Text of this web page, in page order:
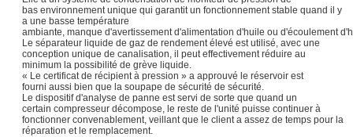
bas environnement unique qui garantit un fonctionnement stable quand il y
a une basse température
ambiante, manque d'avertissement d'alimentation d'huile ou d'écoulement
Le séparateur liquide de gaz de rendement élevé est utilisé, avec une
conception unique de canalisation, il peut effectivement réduire au
minimum la possibilité de grève liquide.
« Le certificat de récipient à pression » a approuvé le réservoir est
fourni aussi bien que la soupape de sécurité de sécurité.
Le dispositif d'analyse de panne est servi de sorte que quand un
certain compresseur décompose, le reste de l'unité puisse continuer à
fonctionner convenablement, veillant que le client a assez de temps pour la
réparation et le remplacement.